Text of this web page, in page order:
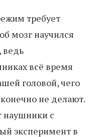
требует
мозг научился
ведь
всё время
головой, чего
не делают.
наушники с
эксперимент в